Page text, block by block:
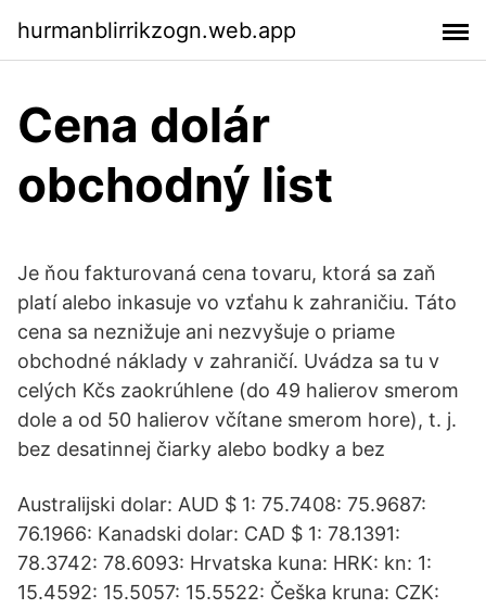
hurmanblirrikzogn.web.app
Cena dolár
obchodný list
Je ňou fakturovaná cena tovaru, ktorá sa zaň
platí alebo inkasuje vo vzťahu k zahraničiu. Táto
cena sa neznižuje ani nezvyšuje o priame
obchodné náklady v zahraničí. Uvádza sa tu v
celých Kčs zaokrúhlene (do 49 halierov smerom
dole a od 50 halierov včítane smerom hore), t. j.
bez desatinnej čiarky alebo bodky a bez
Australijski dolar: AUD $ 1: 75.7408: 75.9687:
76.1966: Kanadski dolar: CAD $ 1: 78.1391:
78.3742: 78.6093: Hrvatska kuna: HRK: kn: 1:
15.4592: 15.5057: 15.5522: Češka kruna: CZK: